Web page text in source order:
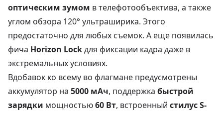
оптическим зумом в телефотообъектива, а также
углом обзора 120° ультраширика. Этого
предостаточно для любых съемок. А еще появилась
фича Horizon Lockдля фиксации кадра даже в
экстремальных условиях.
Вдобавок ко всему во флагмане предусмотрены
аккумулятор на 5000 мАч, поддержка быстрой
зарядки мощностью60 Вт, встроенный стилус S-